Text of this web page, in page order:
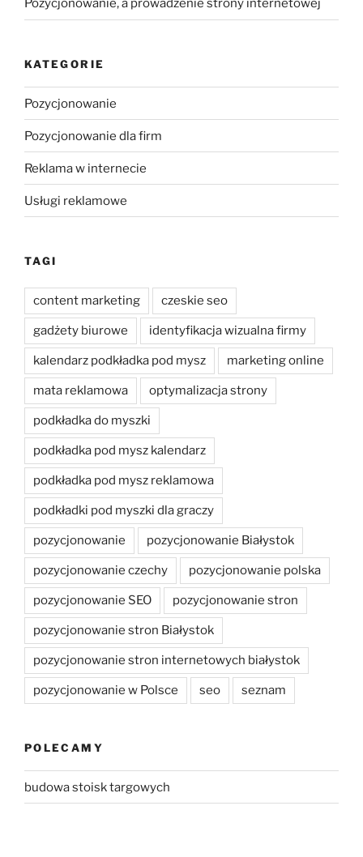
Pozycjonowanie, a prowadzenie strony internetowej
KATEGORIE
Pozycjonowanie
Pozycjonowanie dla firm
Reklama w internecie
Usługi reklamowe
TAGI
content marketing czeskie seo
gadżety biurowe identyfikacja wizualna firmy
kalendarz podkładka pod mysz marketing online
mata reklamowa optymalizacja strony
podkładka do myszki
podkładka pod mysz kalendarz
podkładka pod mysz reklamowa
podkładki pod myszki dla graczy
pozycjonowanie pozycjonowanie Białystok
pozycjonowanie czechy pozycjonowanie polska
pozycjonowanie SEO pozycjonowanie stron
pozycjonowanie stron Białystok
pozycjonowanie stron internetowych białystok
pozycjonowanie w Polsce seo seznam
POLECAMY
budowa stoisk targowych